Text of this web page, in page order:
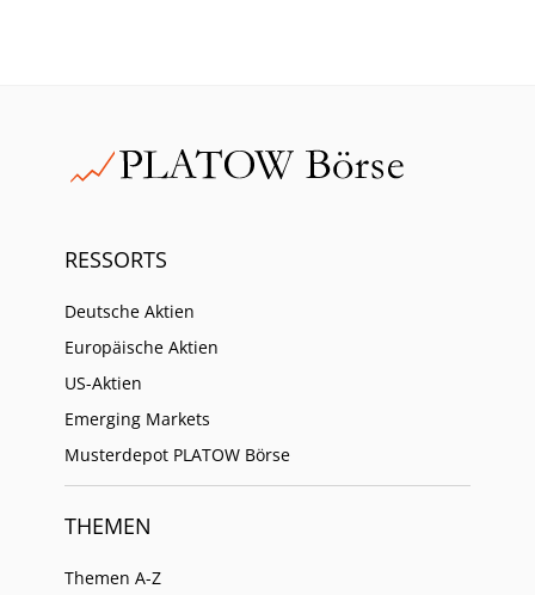
RESSORTS
Deutsche Aktien
Europäische Aktien
US-Aktien
Emerging Markets
Musterdepot PLATOW Börse
THEMEN
Themen A-Z